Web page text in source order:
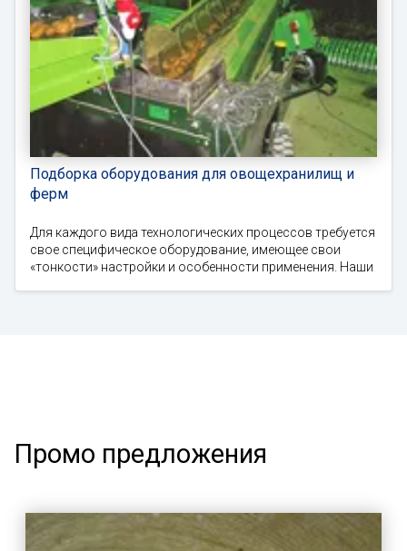
Подборка оборудования для овощехранилищ и
ферм
Для каждого вида технологических процессов требуется
свое специфическое оборудование, имеющее свои
«тонкости» настройки и особенности применения. Наши
Промо предложения